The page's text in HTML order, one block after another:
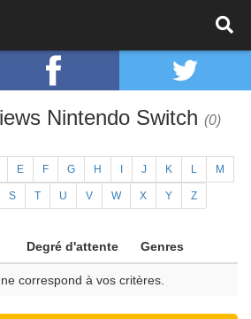
Nintendo Switch (0)
E F G H J K L M
S T U V W X Y Z
Degré d'attente Genres
correspond à vos critères.